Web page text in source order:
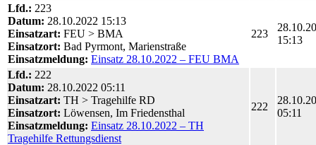
Lfd.: 223
Datum: 28.10.2022 15:13
Einsatzart: FEU > BMA
Einsatzort: Bad Pyrmont, Marienstraße
Einsatzmeldung: Einsatz 28.10.2022 – FEU BMA
223
15:13
Lfd.: 222
Datum: 28.10.2022 05:11
Einsatzart: TH > Tragehilfe RD
Einsatzort: Löwensen, Im Friedensthal
Einsatzmeldung: Einsatz 28.10.2022 – TH
Tragehilfe Rettungsdienst
222
05:11